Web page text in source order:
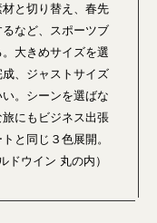
と切り替え、春先
など、スポーツブ
大きめサイズを選
、ジャストサイズ
。シーンを選ばな
にもビジネス出張
と同じ３色展開。
ドウイン 丸の内）